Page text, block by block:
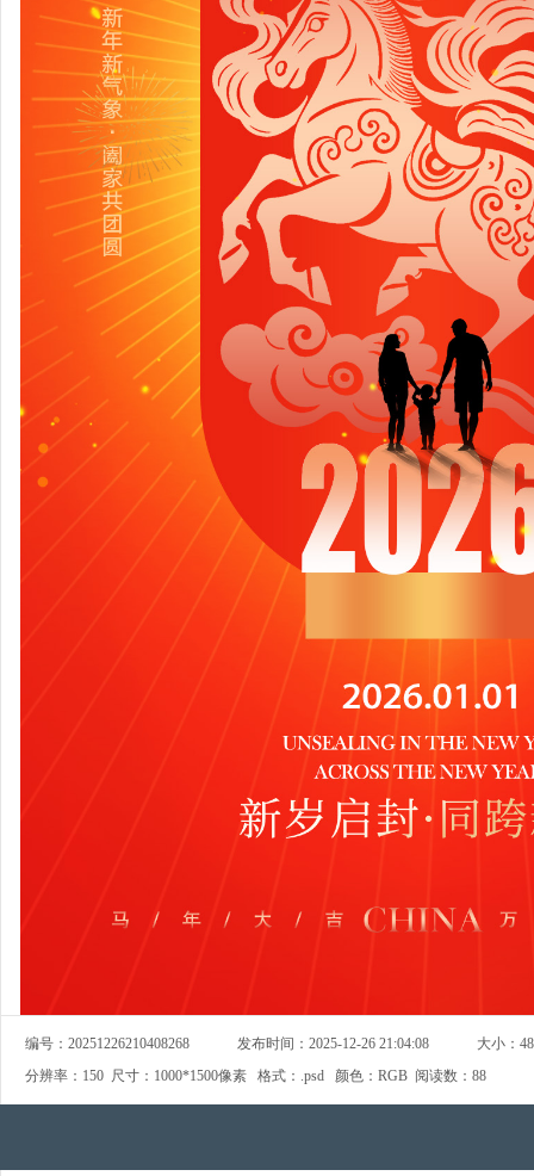
编号： 20251226210408268 发布时间： 2025-12-26 21:04:08 大小：
分辨率： 150 尺寸： 1000*1500像素 格式： .psd 颜色： RGB 阅读数： 88